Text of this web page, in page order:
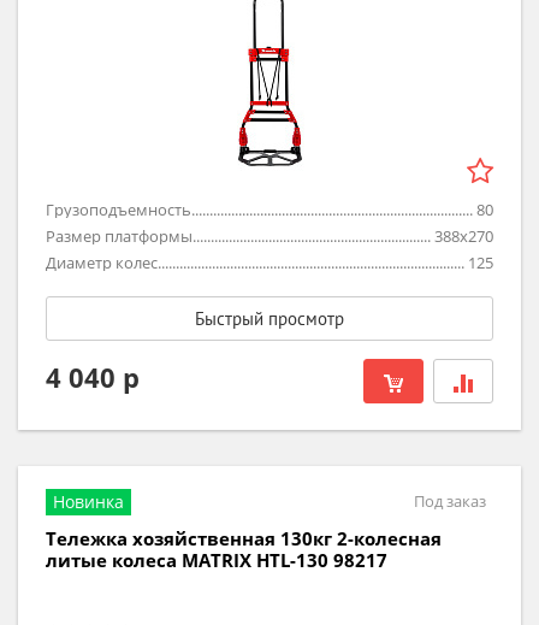
Грузоподъемность
80
Размер платформы
388x270
Диаметр колес
125
Быстрый просмотр
4 040 р
Новинка Под заказ
Тележка хозяйственная 130кг 2-колесная
литые колеса MATRIX HTL-130 98217